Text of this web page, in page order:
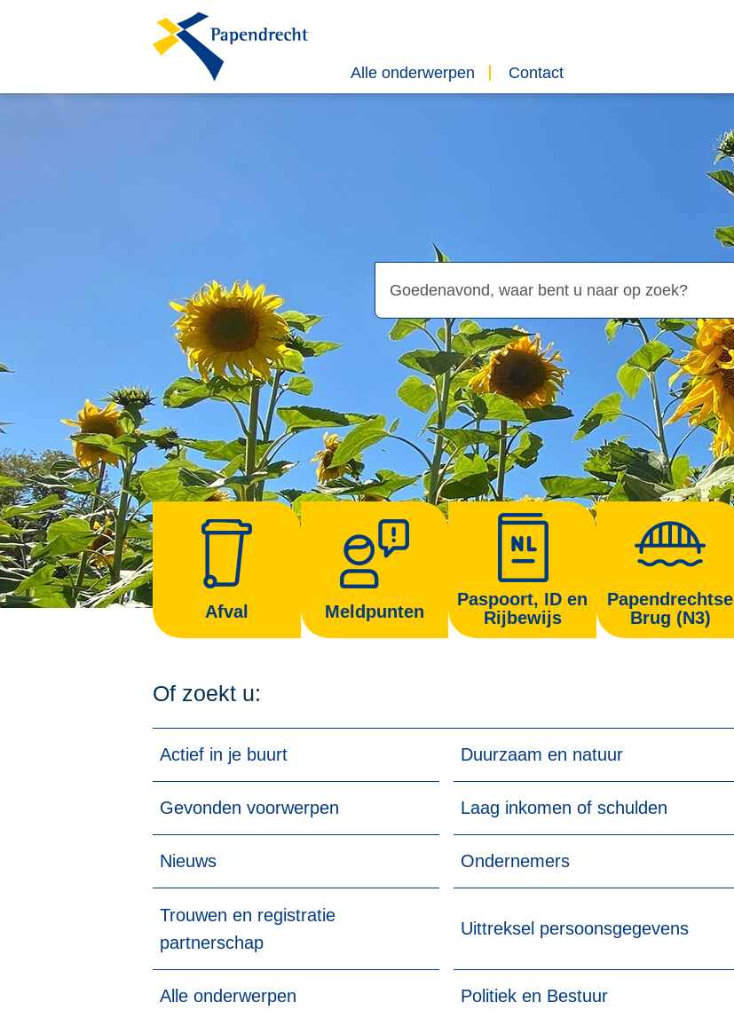
Alle onderwerpen Contact
Afval Meldpunten
Paspoort, ID en
Rijbewijs
Papendrechtse
Brug (N3)
Of zoekt u:
Actief in je buurt Duurzaam en natuur
Gevonden voorwerpen Laag inkomen of schulden
Nieuws Ondernemers
Trouwen en registratie
partnerschap
Uittreksel persoonsgegevens
Alle onderwerpen Politiek en Bestuur